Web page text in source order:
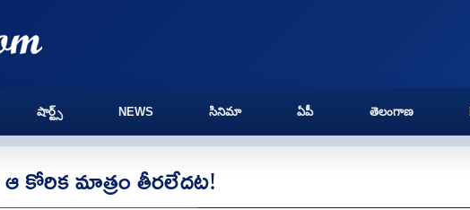
షార్ట్స్ NEWS సినిమా ఏపీ తెలంగాణ
కోరిక మాత్రం తీరలేదట!